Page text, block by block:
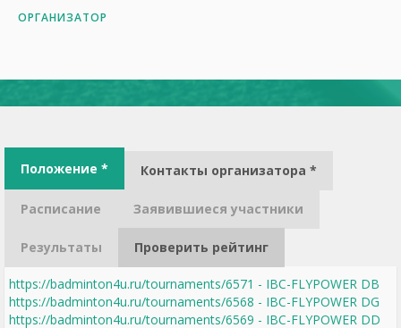
ОРГАНИЗАТОР
Положение * Контакты организатора *
Расписание Заявившиеся участники
Результаты Проверить рейтинг
https://badminton4u.ru/tournaments/6571 - IBC-FLYPOWER DB
https://badminton4u.ru/tournaments/6568 - IBC-FLYPOWER DG
https://badminton4u.ru/tournaments/6569 - IBC-FLYPOWER DD